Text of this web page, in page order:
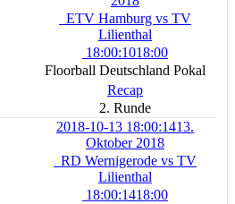
ETV Hamburg vs TV
Lilienthal
18:00:1018:00
Floorball Deutschland Pokal
Recap
2. Runde
2018-10-13 18:00:1413.
Oktober 2018
RD Wernigerode vs TV
Lilienthal
18:00:1418:00